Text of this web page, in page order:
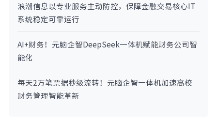
浪潮信息以专业服务主动防控，保障金融交易核心IT
系统稳定可靠运行
AI+财务！元脑企智DeepSeek一体机赋能财务公司智
能化
每天2万笔票据秒级流转！元脑企智一体机加速高校
财务管理智能革新